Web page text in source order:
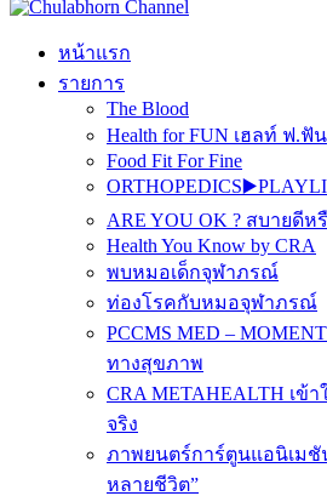
หน้าแรก
รายการ
The Blood
Health for FUN เฮลท์ ฟ.ฟัน
Food Fit For Fine
ARE YOU OK ? สบายดีห
Health You Know by CRA
พบหมอเด็กจุฬาภรณ์
ท่องโรคกับหมอจุฬาภรณ์
PCCMS MED –
ทางสุขภาพ
CRA METAHEALTH เข้
จริง
ภาพยนตร์การ์ตูนแอนิเมชั
หลายชีวิต”